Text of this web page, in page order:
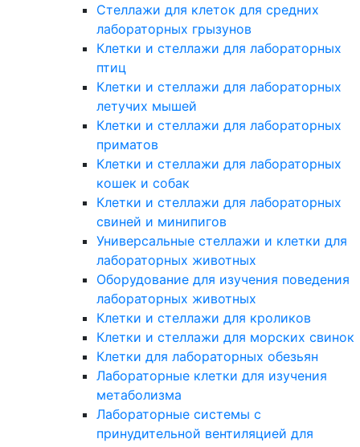
Стеллажи для клеток для средних
лабораторных грызунов
Клетки и стеллажи для лабораторных
птиц
Клетки и стеллажи для лабораторных
летучих мышей
Клетки и стеллажи для лабораторных
приматов
Клетки и стеллажи для лабораторных
кошек и собак
Клетки и стеллажи для лабораторных
свиней и минипигов
Универсальные стеллажи и клетки для
лабораторных животных
Оборудование для изучения поведения
лабораторных животных
Клетки и стеллажи для кроликов
Клетки и стеллажи для морских свинок
Клетки для лабораторных обезьян
Лабораторные клетки для изучения
метаболизма
Лабораторные системы с
принудительной вентиляцией для